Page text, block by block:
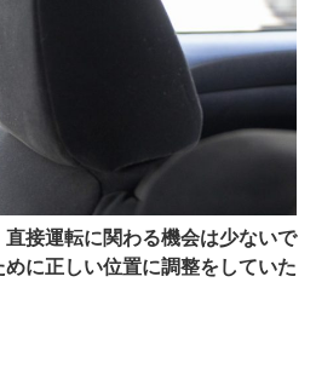
接運転に関わる機会は少ないで
に正しい位置に調整をしていた